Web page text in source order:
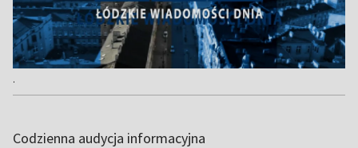
.
Codzienna audycja informacyjna